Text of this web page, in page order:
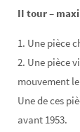
II tour –
1. Une pièce
2. Une pièce
mouvement
Une de ces
avant 1953.